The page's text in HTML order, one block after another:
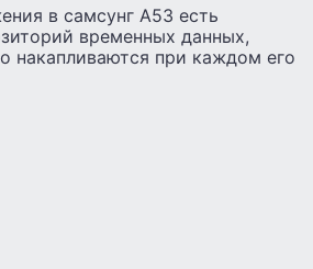
в самсунг А53 есть
временных данных,
накапливаются при каждом его